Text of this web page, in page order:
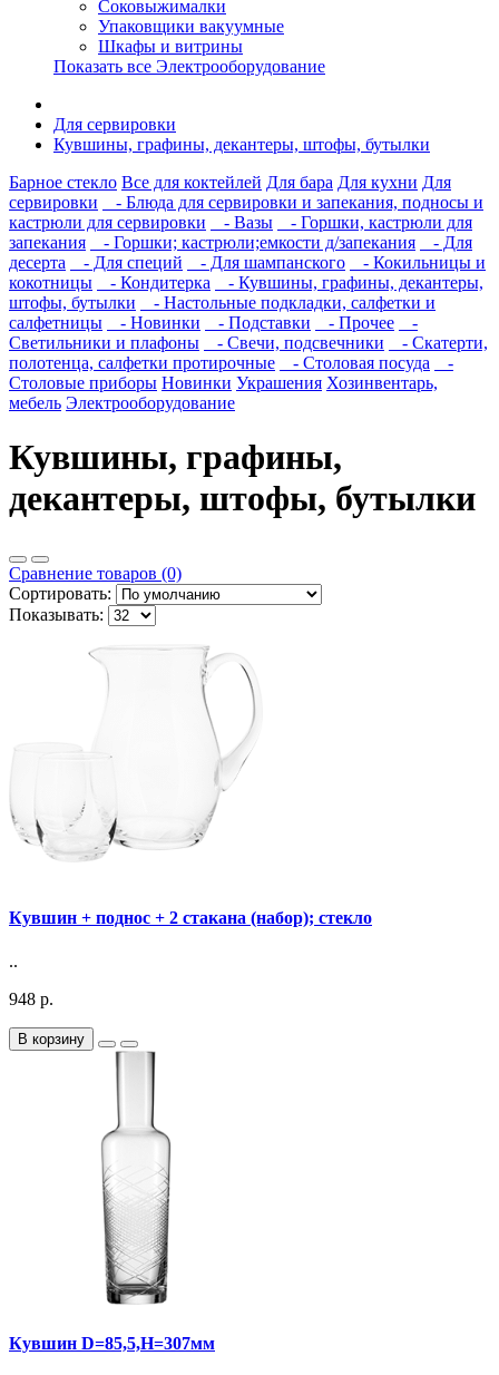
Соковыжималки
Упаковщики вакуумные
Шкафы и витрины
Показать все Электрооборудование
Для сервировки
Кувшины, графины, декантеры, штофы, бутылки
Барное стекло Все для коктейлей Для бара Для кухни Для
сервировки
- Блюда для сервировки и запекания, подносы и
кастрюли для сервировки
- Вазы
- Горшки, кастрюли для
запекания
- Горшки; кастрюли;емкости д/запекания
- Для
десерта
- Для специй - Для шампанского
- Кокильницы и
кокотницы
- Кондитерка
- Кувшины, графины, декантеры,
штофы, бутылки
- Настольные подкладки, салфетки и
салфетницы
- Новинки - Подставки - Прочее
-
Светильники и плафоны
- Свечи, подсвечники
- Скатерти,
полотенца, салфетки протирочные
- Столовая посуда
-
Столовые приборы Новинки Украшения Хозинвентарь,
мебель Электрооборудование
Кувшины, графины,
декантеры, штофы, бутылки
Сравнение товаров (0)
Сортировать:
Показывать:
Кувшин + поднос + 2 стакана (набор); стекло
..
948 р.
В корзину
Кувшин D=85,5,H=307мм